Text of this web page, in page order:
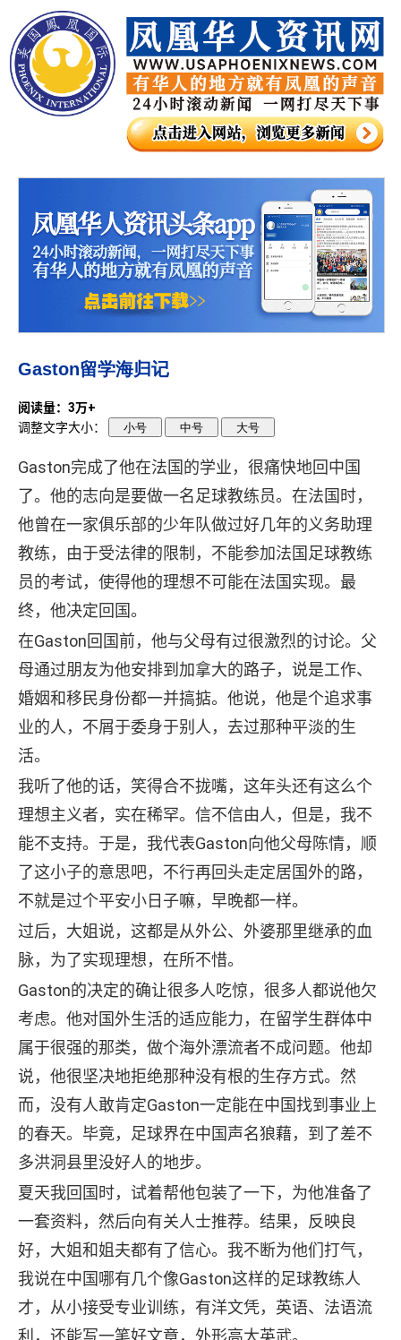
Gaston留学海归记
阅读量：3万+
调整文字大小：
小号 中号 大号
Gaston完成了他在法国的学业，很痛快地回中国
了。他的志向是要做一名足球教练员。在法国时，
他曾在一家俱乐部的少年队做过好几年的义务助理
教练，由于受法律的限制，不能参加法国足球教练
员的考试，使得他的理想不可能在法国实现。最
终，他决定回国。
在Gaston回国前，他与父母有过很激烈的讨论。父
母通过朋友为他安排到加拿大的路子，说是工作、
婚姻和移民身份都一并搞掂。他说，他是个追求事
业的人，不屑于委身于别人，去过那种平淡的生
活。
我听了他的话，笑得合不拢嘴，这年头还有这么个
理想主义者，实在稀罕。信不信由人，但是，我不
能不支持。于是，我代表Gaston向他父母陈情，顺
了这小子的意思吧，不行再回头走定居国外的路，
不就是过个平安小日子嘛，早晚都一样。
过后，大姐说，这都是从外公、外婆那里继承的血
脉，为了实现理想，在所不惜。
Gaston的决定的确让很多人吃惊，很多人都说他欠
考虑。他对国外生活的适应能力，在留学生群体中
属于很强的那类，做个海外漂流者不成问题。他却
说，他很坚决地拒绝那种没有根的生存方式。然
而，没有人敢肯定Gaston一定能在中国找到事业上
的春天。毕竟，足球界在中国声名狼藉，到了差不
多洪洞县里没好人的地步。
夏天我回国时，试着帮他包装了一下，为他准备了
一套资料，然后向有关人士推荐。结果，反映良
好，大姐和姐夫都有了信心。我不断为他们打气，
我说在中国哪有几个像Gaston这样的足球教练人
才，从小接受专业训练，有洋文凭，英语、法语流
利，还能写一笔好文章，外形高大英武。